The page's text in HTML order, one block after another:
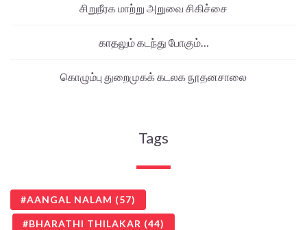
சிறுநீரக மாற்று அறுவை சிகிச்சை
காதலும் கடந்து போகும்…
கொழும்பு துறைமுகக் கடலக நூதனசாலை
Tags
AANGAL NALAM (57)
BHARATHI THILAKAR (44)